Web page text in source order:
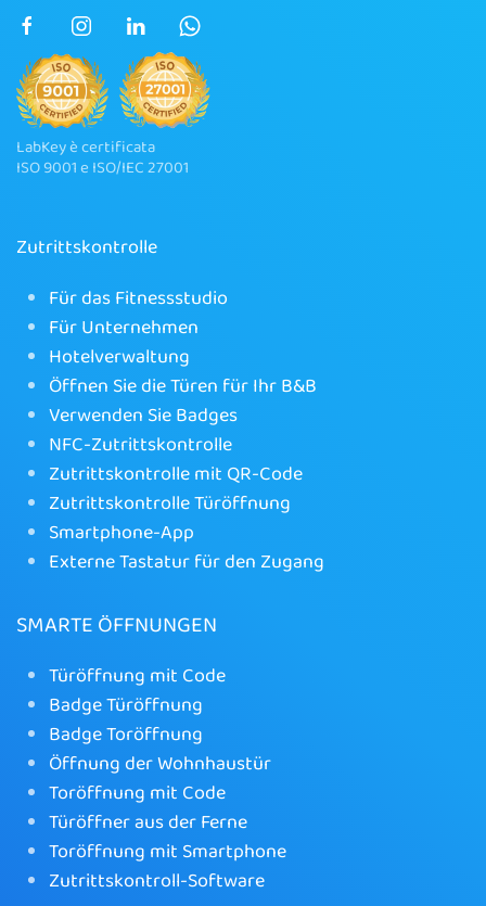
LabKey è certificata
ISO 9001 e ISO/IEC 27001
Zutrittskontrolle
Für das Fitnessstudio
Für Unternehmen
Hotelverwaltung
Öffnen Sie die Türen für Ihr B&B
Verwenden Sie Badges
NFC-Zutrittskontrolle
Zutrittskontrolle mit QR-Code
Zutrittskontrolle Türöffnung
Smartphone-App
Externe Tastatur für den Zugang
SMARTE ÖFFNUNGEN
Türöffnung mit Code
Badge Türöffnung
Badge Toröffnung
Öffnung der Wohnhaustür
Toröffnung mit Code
Türöffner aus der Ferne
Toröffnung mit Smartphone
Zutrittskontroll-Software